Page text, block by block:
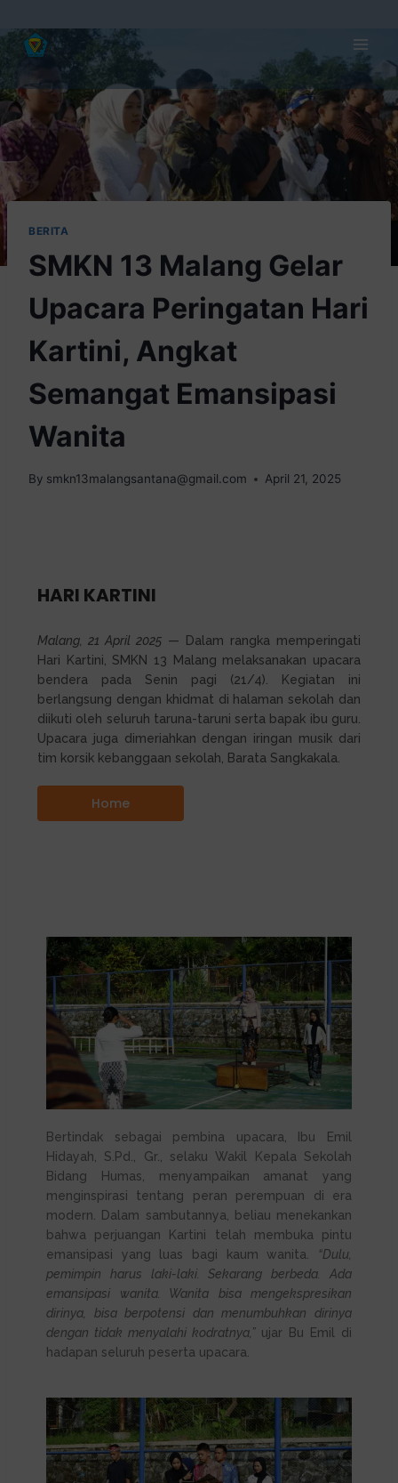
BERITA
SMKN 13 Malang Gelar
Upacara Peringatan Hari
Kartini, Angkat
Semangat Emansipasi
Wanita
By smkn13malangsantana@gmail.com April 21, 2025
HARI KARTINI
Malang, 21 April 2025 — Dalam rangka memperingati
Hari Kartini, SMKN 13 Malang melaksanakan upacara
bendera pada Senin pagi (21/4). Kegiatan ini
berlangsung dengan khidmat di halaman sekolah dan
diikuti oleh seluruh taruna-taruni serta bapak ibu guru.
Upacara juga dimeriahkan dengan iringan musik dari
tim korsik kebanggaan sekolah, Barata Sangkakala.
Home
Bertindak sebagai pembina upacara, Ibu Emil
Hidayah, S.Pd., Gr., selaku Wakil Kepala Sekolah
Bidang Humas, menyampaikan amanat yang
menginspirasi tentang peran perempuan di era
modern. Dalam sambutannya, beliau menekankan
bahwa perjuangan Kartini telah membuka pintu
emansipasi yang luas bagi kaum wanita.
“Dulu,
pemimpin harus laki-laki. Sekarang berbeda. Ada
emansipasi wanita. Wanita bisa mengekspresikan
dirinya, bisa berpotensi dan menumbuhkan dirinya
dengan tidak menyalahi kodratnya,”ujar Bu Emil di
hadapan seluruh peserta upacara.